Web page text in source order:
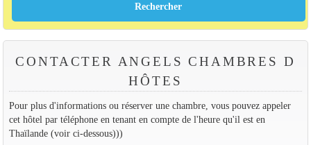
CONTACTER ANGELS CHAMBRES D
HÔTES
Pour plus d'informations ou réserver une chambre, vous pouvez appeler
cet hôtel par téléphone en tenant en compte de l'heure qu'il est en
Thaïlande (voir ci-dessous)))